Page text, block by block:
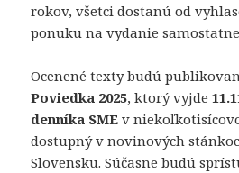
rokov, všetci dostanú od
ponuku na vydanie
Ocenené texty budú
Poviedka 2025, ktorý vyjde
denníka SME v
dostupný v novinových
Slovensku. Súčasne budú